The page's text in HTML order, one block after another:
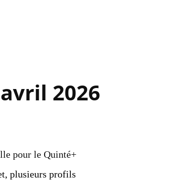
2026
pour le Quinté+
plusieurs profils